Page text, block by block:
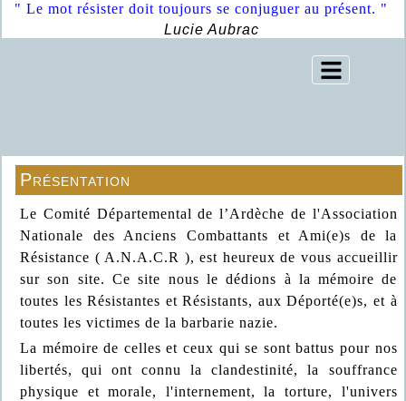
" Le mot résister doit toujours se conjuguer au présent. "
Lucie Aubrac
Présentation
Le Comité Départemental de l’Ardèche de l'Association
Nationale des Anciens Combattants et Ami(e)s de la
Résistance ( A.N.A.C.R ), est heureux de vous accueillir
sur son site. Ce site nous le dédions à la mémoire de
toutes les Résistantes et Résistants, aux Déporté(e)s, et à
toutes les victimes de la barbarie nazie.
La mémoire de celles et ceux qui se sont battus pour nos
libertés, qui ont connu la clandestinité, la souffrance
physique et morale, l'internement, la torture, l'univers